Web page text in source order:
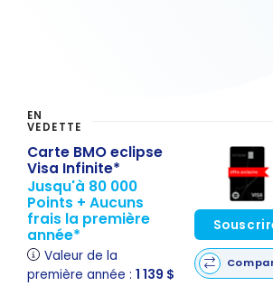
EN
VEDETTE
Carte BMO eclipse
Visa Infinite*
Jusqu'à 80 000
Points + Aucuns
frais la première
année*
Valeur de la
première année : 1 139 $